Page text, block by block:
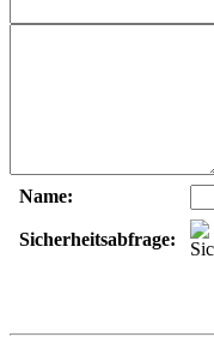
Name:
Sicherheitsabfrage: